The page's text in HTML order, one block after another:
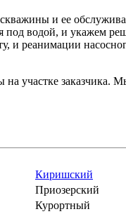
и ее
водой, и укажем
и реанимации
участке заказчика.
Киришский
Приозерский
Курортный